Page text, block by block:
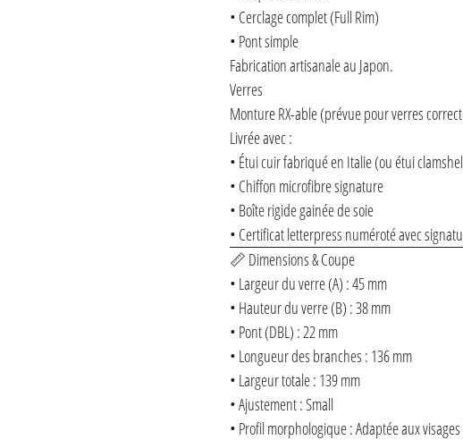
• Cerclage complet (Full Rim)
• Pont simple
Fabrication artisanale au Japon.
Verres
Monture RX-able (prévue pour verres
Livrée avec :
• Étui cuir fabriqué en Italie (ou étui
• Chiffon microfibre signature
• Boîte rigide gainée de soie
• Certificat letterpress numéroté avec
📏 Dimensions & Coupe
• Largeur du verre (A) : 45 mm
• Hauteur du verre (B) : 38 mm
• Pont (DBL) : 22 mm
• Longueur des branches : 136 mm
• Largeur totale : 139 mm
• Ajustement : Small
• Profil morphologique : Adaptée aux